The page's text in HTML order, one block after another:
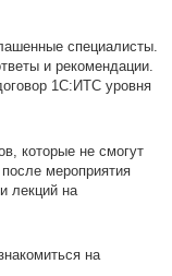
специалисты.
и рекомендации.
1С:ИТС уровня
которые не смогут
мероприятия
лекций на
на